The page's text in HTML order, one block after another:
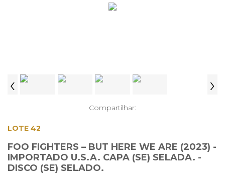
‹ ›
Compartilhar:
LOTE 42
FOO FIGHTERS – BUT HERE WE ARE (2023) -
IMPORTADO U.S.A. CAPA (SE) SELADA. -
DISCO (SE) SELADO.